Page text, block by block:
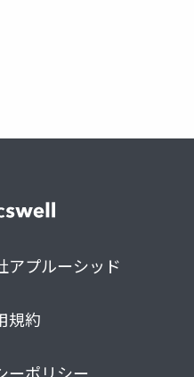
アプルーシッド
規約
ーポリシー